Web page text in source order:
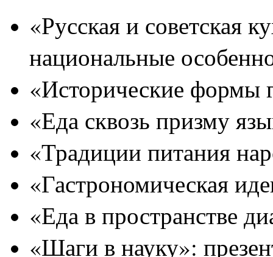
«Русская и советская
национальные
«Исторические формы
«Еда сквозь призму
«Традиции питания
«Гастрономическая
«Еда в пространстве
«Шаги в науку»: